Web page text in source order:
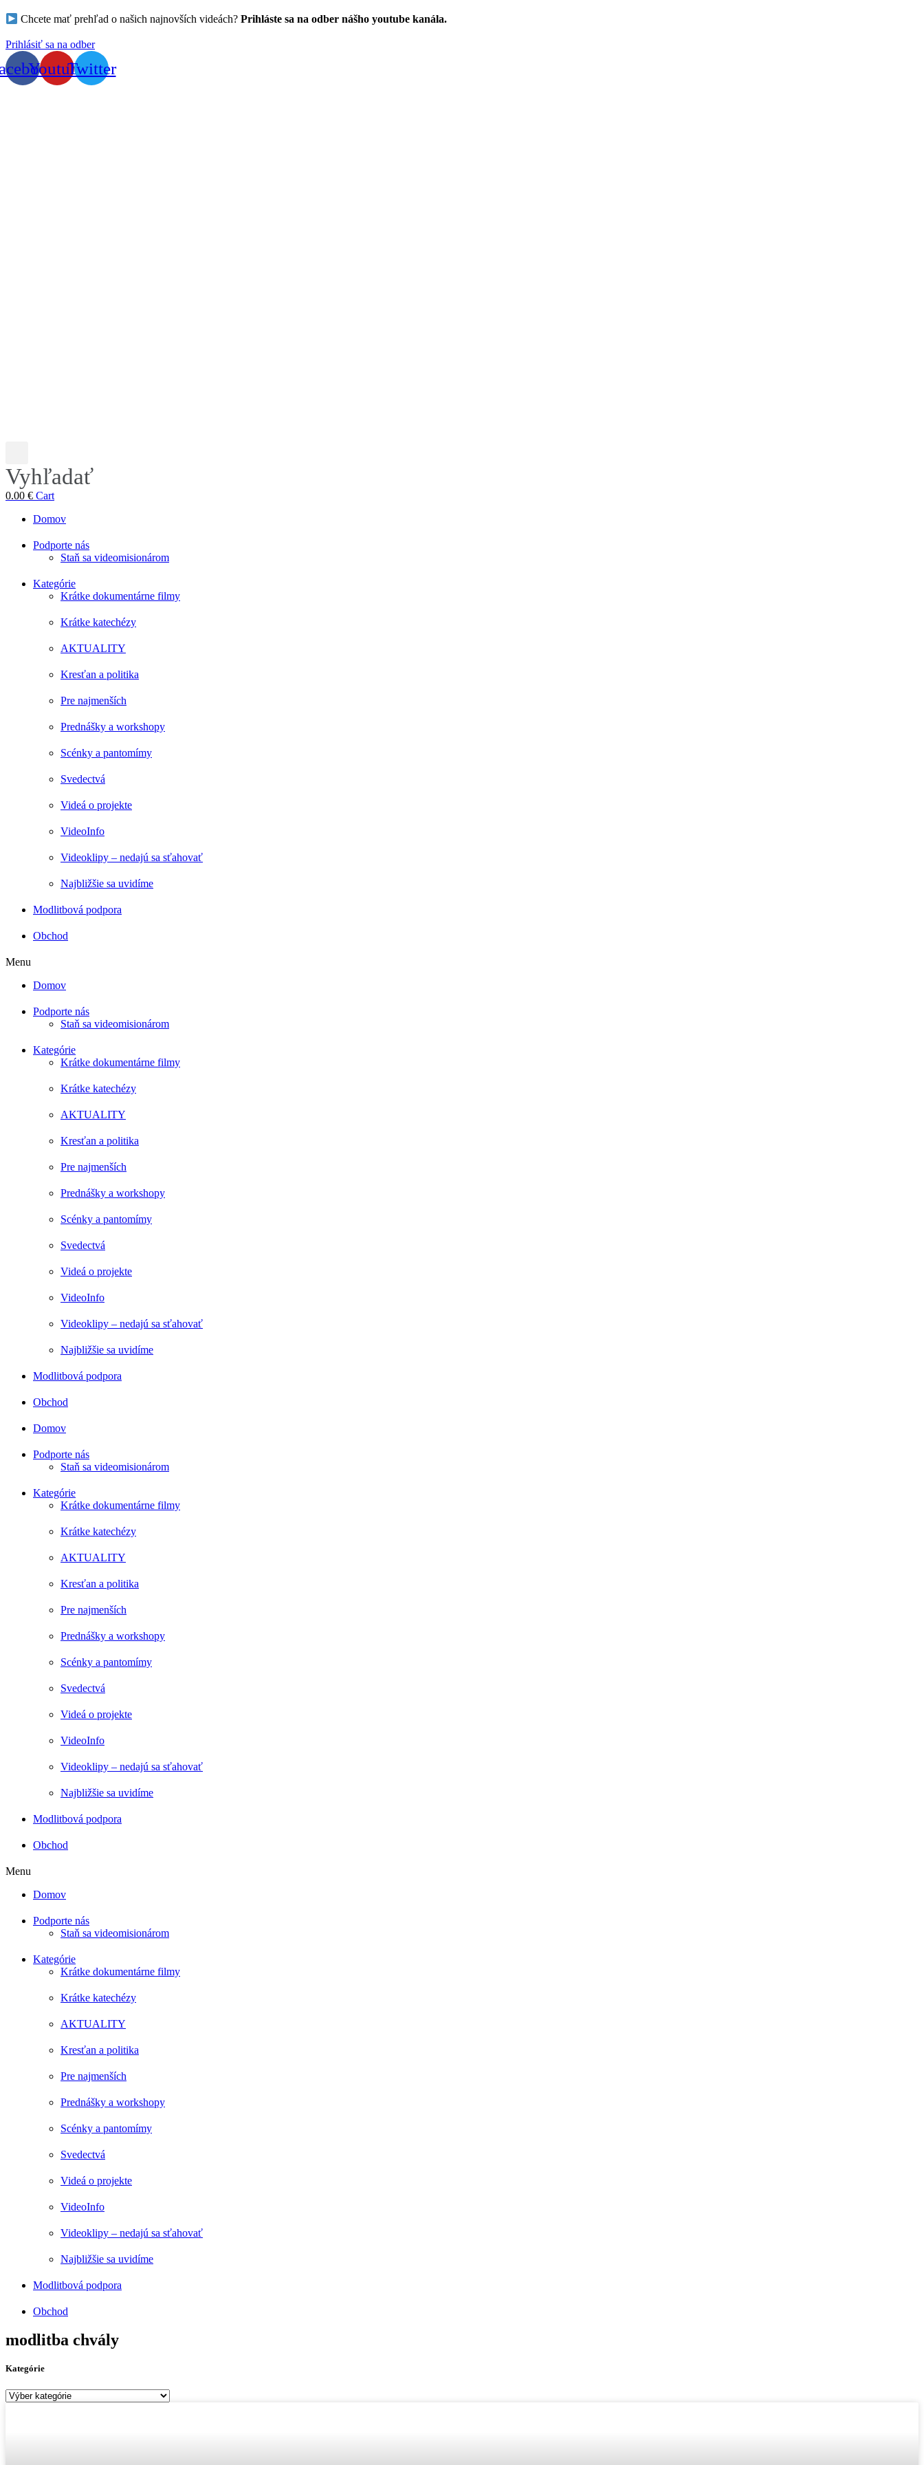
Chcete mať prehľad o našich najnovších videách? Prihláste sa na odber nášho youtube kanála.
Prihlásiť sa na odber
YoutubeTwitter
Vyhľadať
0.00 € Cart
Domov
Podporte nás
Staň sa videomisionárom
Kategórie
Krátke dokumentárne filmy
Krátke katechézy
AKTUALITY
Kresťan a politika
Pre najmenších
Prednášky a workshopy
Scénky a pantomímy
Svedectvá
Videá o projekte
VideoInfo
Videoklipy – nedajú sa sťahovať
Najbližšie sa uvidíme
Modlitbová podpora
Obchod
Menu
Domov
Podporte nás
Staň sa videomisionárom
Kategórie
Krátke dokumentárne filmy
Krátke katechézy
AKTUALITY
Kresťan a politika
Pre najmenších
Prednášky a workshopy
Scénky a pantomímy
Svedectvá
Videá o projekte
VideoInfo
Videoklipy – nedajú sa sťahovať
Najbližšie sa uvidíme
Modlitbová podpora
Obchod
Domov
Podporte nás
Staň sa videomisionárom
Kategórie
Krátke dokumentárne filmy
Krátke katechézy
AKTUALITY
Kresťan a politika
Pre najmenších
Prednášky a workshopy
Scénky a pantomímy
Svedectvá
Videá o projekte
VideoInfo
Videoklipy – nedajú sa sťahovať
Najbližšie sa uvidíme
Modlitbová podpora
Obchod
Menu
Domov
Podporte nás
Staň sa videomisionárom
Kategórie
Krátke dokumentárne filmy
Krátke katechézy
AKTUALITY
Kresťan a politika
Pre najmenších
Prednášky a workshopy
Scénky a pantomímy
Svedectvá
Videá o projekte
VideoInfo
Videoklipy – nedajú sa sťahovať
Najbližšie sa uvidíme
Modlitbová podpora
Obchod
modlitba chvály
Kategórie
Kategórie